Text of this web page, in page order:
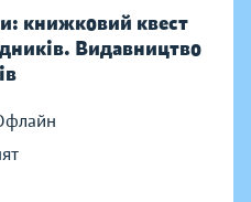
книжковий квест
Видавництво